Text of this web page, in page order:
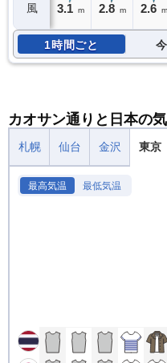
風 3.1 m 2.8 m 2.6 m
1時間ごと
カオサン通りと日本の
札幌 仙台 金沢 東京
最高気温 最低気温